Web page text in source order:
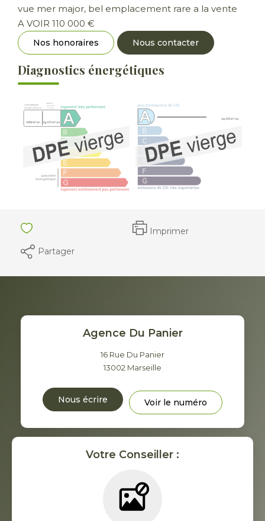
vue mer major, bel emplacement rare a la vente
A VOIR 110 000 €
Nos honoraires Nous contacter
Diagnostics énergétiques
Imprimer
Partager
Agence Du Panier
16 Rue Du Panier
13002 Marseille
Nous écrire Voir le numéro
Votre Conseiller :